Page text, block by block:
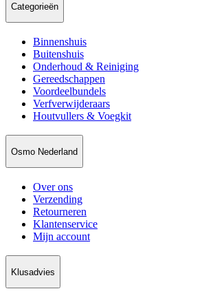
Categorieën
Binnenshuis
Buitenshuis
Onderhoud & Reiniging
Gereedschappen
Voordeelbundels
Verfverwijderaars
Houtvullers & Voegkit
Osmo Nederland
Over ons
Verzending
Retourneren
Klantenservice
Mijn account
Klusadvies